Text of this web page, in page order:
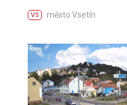
VS město Vsetín